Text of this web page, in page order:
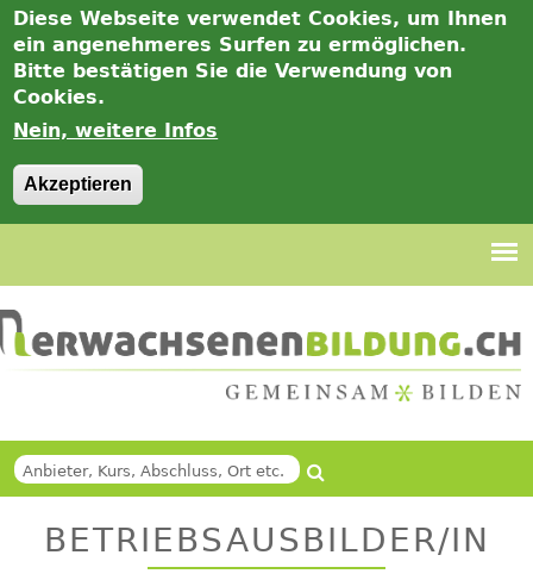
Diese Webseite verwendet Cookies, um Ihnen
ein angenehmeres Surfen zu ermöglichen.
Bitte bestätigen Sie die Verwendung von
Cookies.
Nein, weitere Infos
Akzeptieren
Suche
Back
topBETRIEBSAUSBILDER/IN